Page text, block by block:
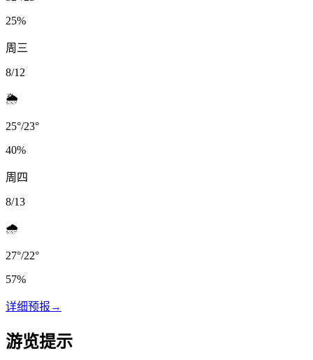
25%
周三
8/12
🌦️
25°/23°
40%
周四
8/13
🌧️
27°/22°
57%
详细预报 →
游览提示